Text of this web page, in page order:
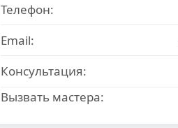
Телефон:
Email:
Консультация:
Вызвать мастера: